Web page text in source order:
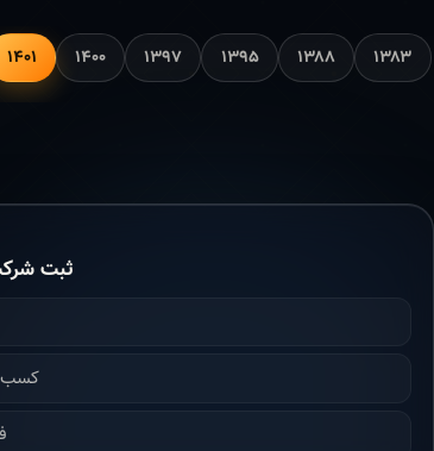
۱۳۸۳ ۱۳۸۸ ۱۳۹۵ ۱۳۹۷ ۱۴۰۰ ۱۴۰۱
ثبت
کسب رتبه 3